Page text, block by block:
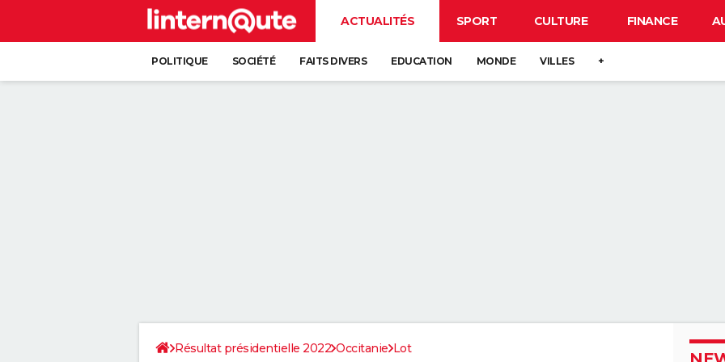
ACTUALITÉS SPORT CULTURE FINANCE
POLITIQUE SOCIÉTÉ FAITS DIVERS EDUCATION MONDE VILLES +
Résultat présidentielle 2022 Occitanie Lot